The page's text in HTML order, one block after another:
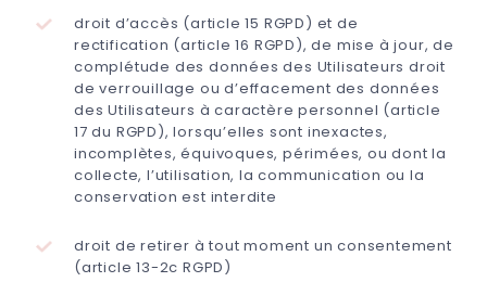
droit d’accès (article 15 RGPD) et de
rectification (article 16 RGPD), de mise à jour, de
complétude des données des Utilisateurs droit
de verrouillage ou d’effacement des données
des Utilisateurs à caractère personnel (article
17 du RGPD), lorsqu’elles sont inexactes,
incomplètes, équivoques, périmées, ou dont la
collecte, l’utilisation, la communication ou la
conservation est interdite
droit de retirer à tout moment un consentement
(article 13-2c RGPD)